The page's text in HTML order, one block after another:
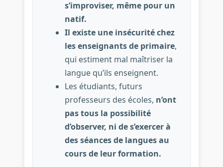
s’improviser, même pour un
natif.
Il existe une insécurité chez
les enseignants de primaire,
qui estiment mal maîtriser la
langue qu’ils enseignent.
Les étudiants, futurs
professeurs des écoles, n’ont
pas tous la possibilité
d’observer, ni de s’exercer à
des séances de langues au
cours de leur formation.